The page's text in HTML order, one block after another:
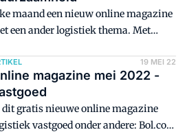
maand een nieuw online magazine
een ander logistiek thema. Met
online magazine gaat over
19 MEI 22
magazine mei 2022 -
gratis nieuwe online magazine
vastgoed onder andere: Bol.com